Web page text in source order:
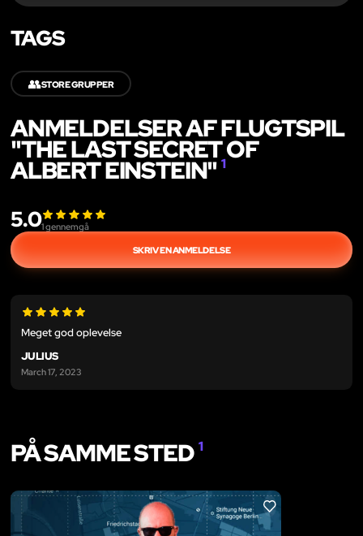
TAGS
👥STORE GRUPPER
ANMELDELSER AF FLUGTSPIL
"THE LAST SECRET OF
ALBERT EINSTEIN"1
5.01gennemgå
SKRIV EN ANMELDELSE
Meget god oplevelse
JULIUS
March 17, 2023
PÅ SAMME STED 1
LIKE